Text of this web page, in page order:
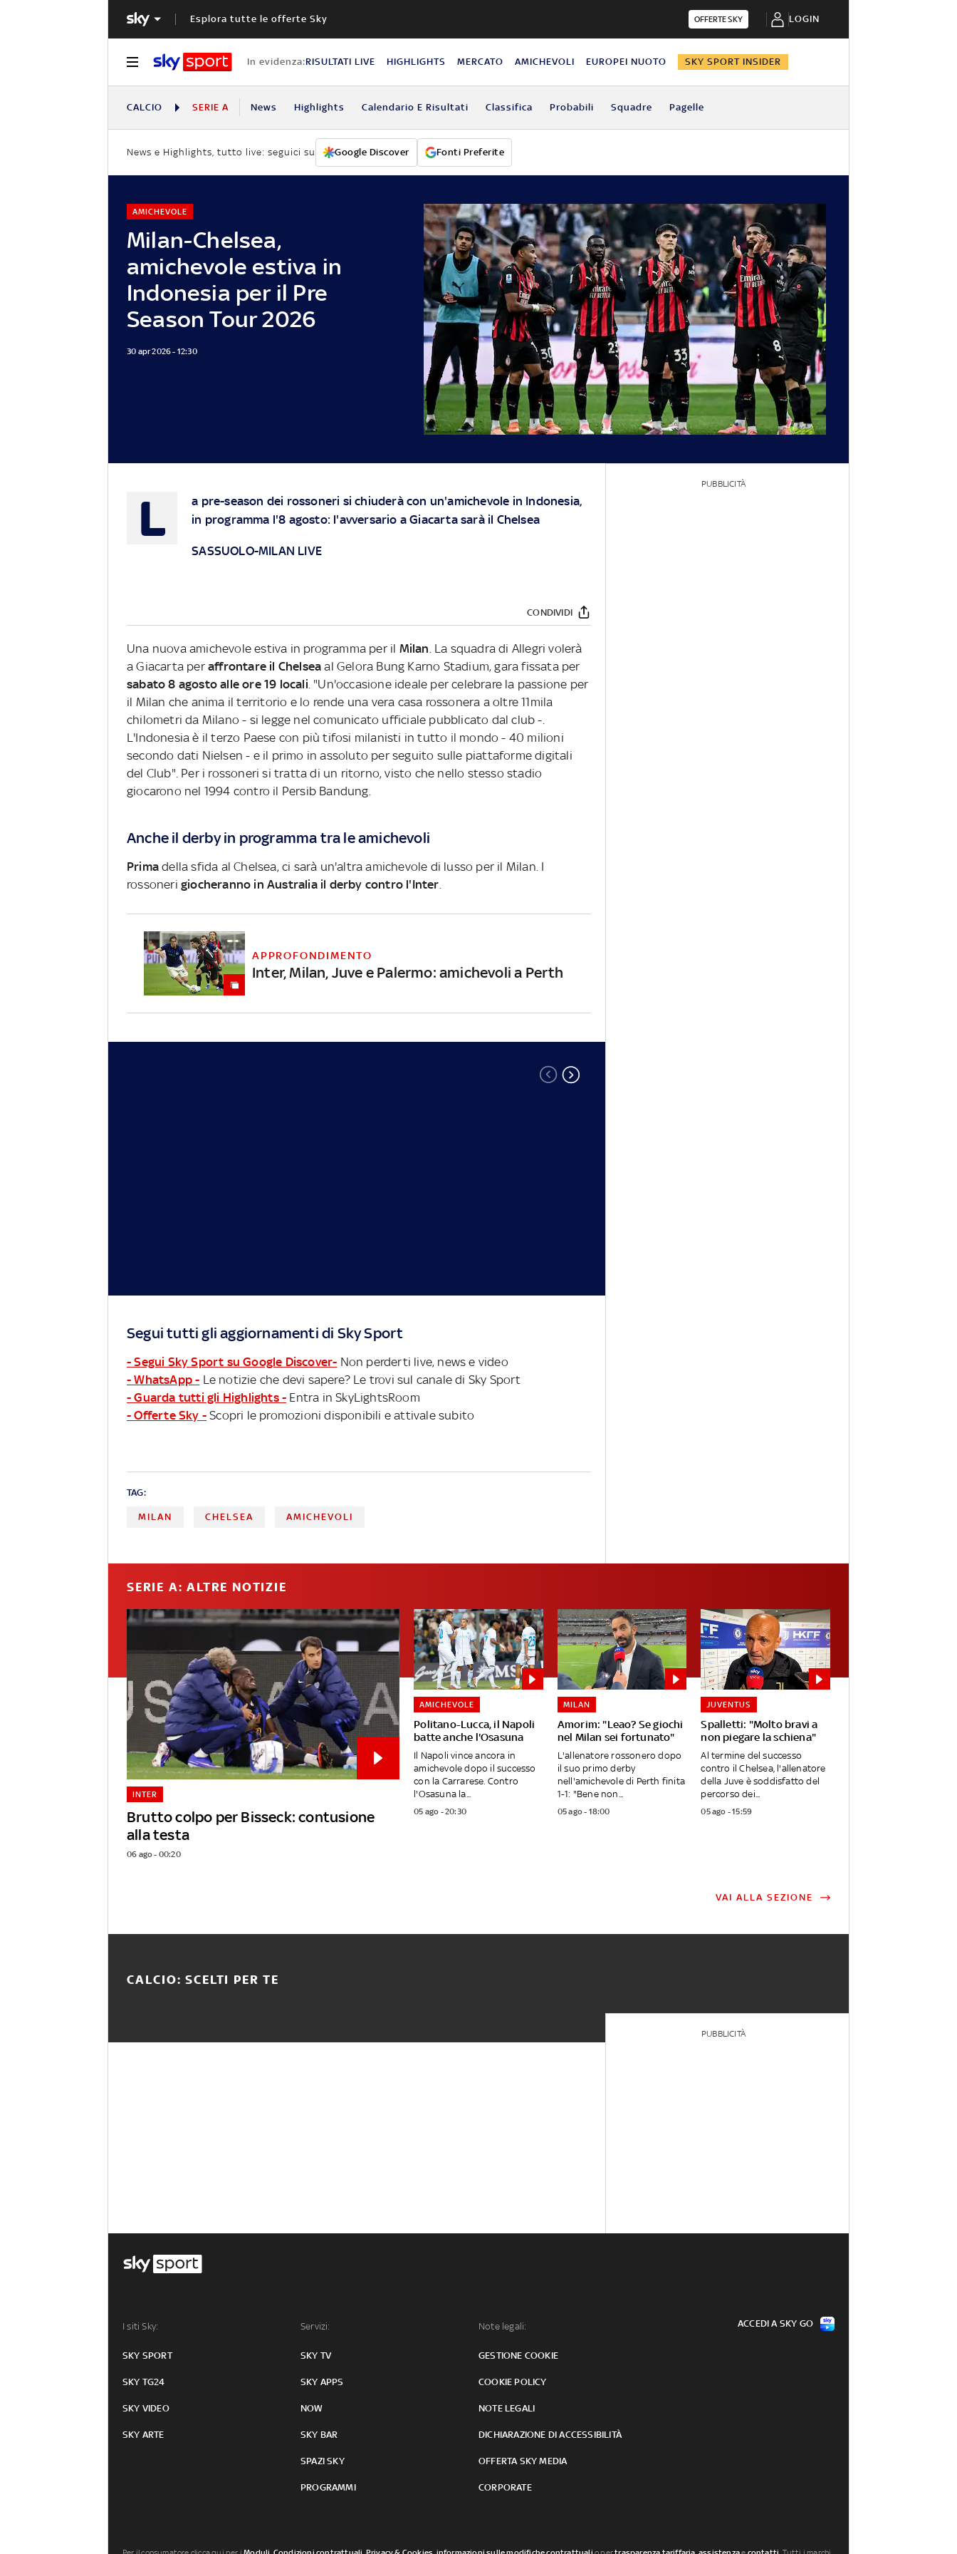
Esplora tutte le offerte Sky OFFERTE SKY LOGIN
In evidenza:RISULTATI LIVE HIGHLIGHTS MERCATO AMICHEVOLI EUROPEI NUOTO SKY SPORT INSIDER
CALCIO SERIE A News Highlights Calendario E Risultati Classifica Probabili Squadre Pagelle
News e Highlights, tutto live: seguici su Google Discover Fonti Preferite
Milan-Chelsea,
amichevole estiva in
Indonesia per il Pre
Season Tour 2026
AMICHEVOLE
30 apr 2026 - 12:30
L
a pre-season dei rossoneri si chiuderà con un'amichevole in Indonesia,
in programma l'8 agosto: l'avversario a Giacarta sarà il Chelsea
SASSUOLO-MILAN LIVE
CONDIVIDI
Una nuova amichevole estiva in programma per il Milan. La squadra di Allegri volerà
a Giacarta per affrontare il Chelsea al Gelora Bung Karno Stadium, gara fissata per
sabato 8 agosto alle ore 19 locali. "Un'occasione ideale per celebrare la passione per
il Milan che anima il territorio e lo rende una vera casa rossonera a oltre 11mila
chilometri da Milano - si legge nel comunicato ufficiale pubblicato dal club -.
L'Indonesia è il terzo Paese con più tifosi milanisti in tutto il mondo - 40 milioni
secondo dati Nielsen - e il primo in assoluto per seguito sulle piattaforme digitali
del Club". Per i rossoneri si tratta di un ritorno, visto che nello stesso stadio
giocarono nel 1994 contro il Persib Bandung.
Anche il derby in programma tra le amichevoli
Primadella sfida al Chelsea, ci sarà un'altra amichevole di lusso per il Milan. I
rossoneri giocheranno in Australia il derby contro l'Inter.
APPROFONDIMENTO
Inter, Milan, Juve e Palermo: amichevoli a Perth
Segui tutti gli aggiornamenti di Sky Sport
- Segui Sky Sport su Google Discover- Non perderti live, news e video
- WhatsApp - Le notizie che devi sapere? Le trovi sul canale di Sky Sport
- Guarda tutti gli Highlights - Entra in SkyLightsRoom
- Offerte Sky - Scopri le promozioni disponibili e attivale subito
TAG:
MILAN CHELSEA AMICHEVOLI
PUBBLICITÀ
SERIE A: ALTRE NOTIZIE
Brutto colpo per Bisseck: contusione
alla testa
INTER
06 ago - 00:20
Politano-Lucca, il Napoli
batte anche l'Osasuna
AMICHEVOLE
Il Napoli vince ancora in
amichevole dopo il successo
con la Carrarese. Contro
l'Osasuna la...
05 ago - 20:30
Amorim: "Leao? Se giochi
nel Milan sei fortunato"
MILAN
L'allenatore rossonero dopo
il suo primo derby
nell'amichevole di Perth finita
1-1: "Bene non...
05 ago - 18:00
Spalletti: "Molto bravi a
non piegare la schiena"
JUVENTUS
Al termine del successo
contro il Chelsea, l'allenatore
della Juve è soddisfatto del
percorso dei...
05 ago - 15:59
VAI ALLA SEZIONE
CALCIO: SCELTI PER TE
PUBBLICITÀ
I siti Sky:
SKY SPORT
SKY TG24
SKY VIDEO
SKY ARTE
Servizi:
SKY TV
SKY APPS
NOW
SKY BAR
SPAZI SKY
PROGRAMMI
Note legali:
GESTIONE COOKIE
COOKIE POLICY
NOTE LEGALI
DICHIARAZIONE DI ACCESSIBILITÀ
OFFERTA SKY MEDIA
CORPORATE
ACCEDI A SKY GO